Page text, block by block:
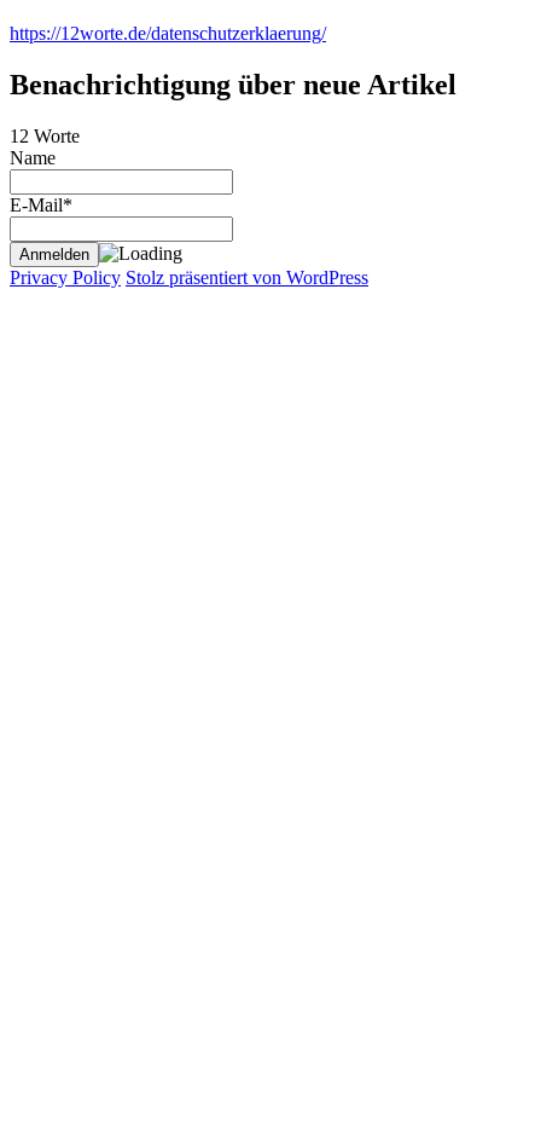
https://12worte.de/datenschutzerklaerung/
Benachrichtigung über neue Artikel
12 Worte
Name
E-Mail*
Privacy Policy Stolz präsentiert von WordPress